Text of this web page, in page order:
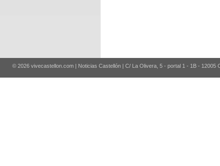
© 2026 vivecastellon.com | Noticias Castellón | C/ La Olivera, 5 - portal 1 - 1B - 12005